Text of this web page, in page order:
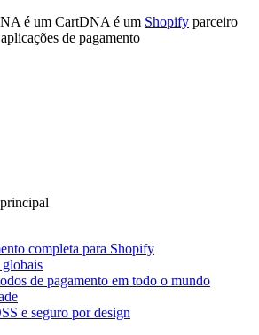
é um CartDNA é um Shopify parceiro
de pagamento
completa para Shopify
de pagamento em todo o mundo
e seguro por design